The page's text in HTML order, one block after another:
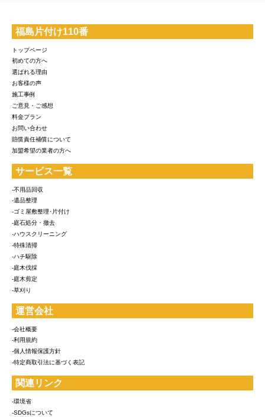
福島片付け110番
トップページ
初めての方へ
選ばれる理由
お客様の声
施工事例
ご意見・ご感想
料金プラン
お問い合わせ
賠償責任補償について
加盟希望の業者の方へ
サービス一覧
-不用品回収
-遺品整理
-ゴミ屋敷整理･片付け
-庭石処分・撤去
-ハウスクリーニング
-特殊清掃
-ハチ駆除
-庭木伐採
-庭木剪定
-草刈り
運営会社
-会社概要
-利用規約
-個人情報保護方針
-特定商取引法に基づく表記
関連リンク
-環境省
-SDGsについて